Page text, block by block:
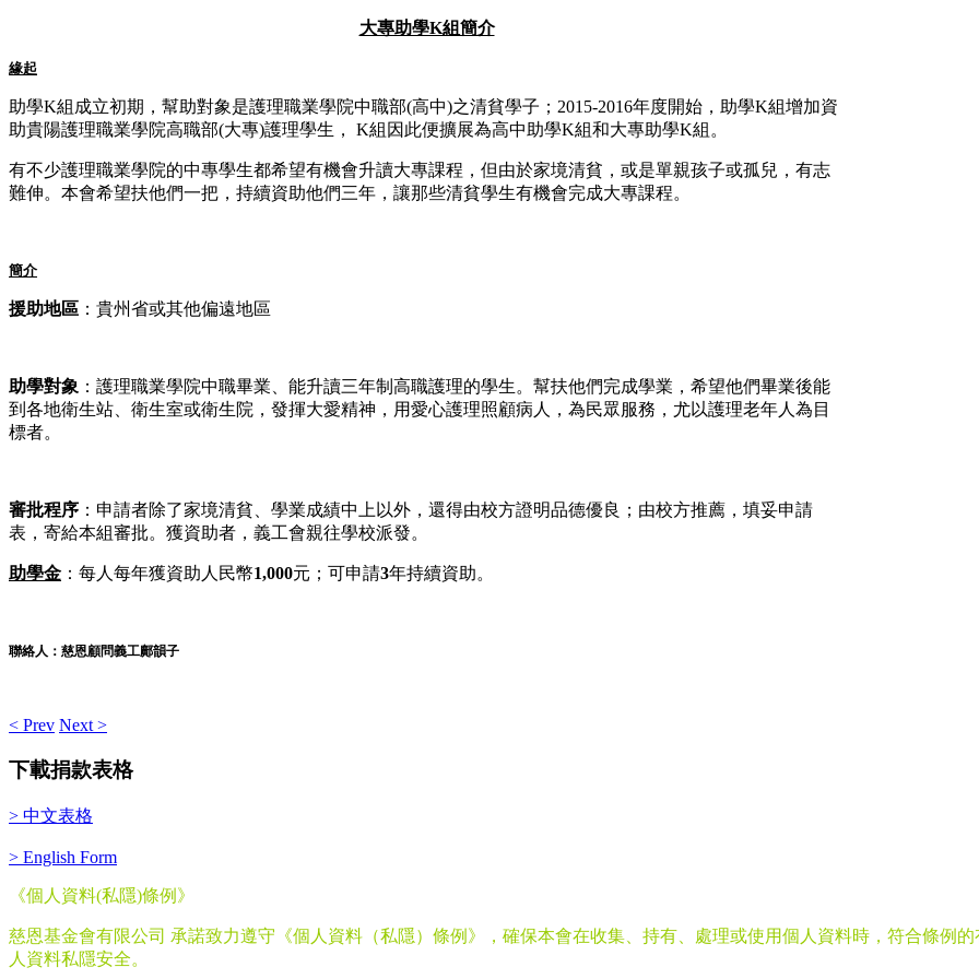
大專助學K組簡介
緣起
助學K組成立初期，幫助對象是護理職業學院中職部(高中)之清貧學子；2015-2016年度開始，助學K組增加資
助貴陽護理職業學院高職部(大專)護理學生， K組因此便擴展為高中助學K組和大專助學K組。
有不少護理職業學院的中專學生都希望有機會升讀大專課程，但由於家境清貧，或是單親孩子或孤兒，有志
難伸。本會希望扶他們一把，持續資助他們三年，讓那些清貧學生有機會完成大專課程。
簡介
援助地區 ：貴州省或其他偏遠地區
助學對象 ：護理職業學院中職畢業、能升讀三年制高職護理的學生。幫扶他們完成學業，希望他們畢業後能
到各地衛生站、衛生室或衛生院，發揮大愛精神，用愛心護理照顧病人，為民眾服務，尤以護理老年人為目
標者。
審批程序 ：申請者除了家境清貧、學業成績中上以外，還得由校方證明品德優良；由校方推薦，填妥申請
表，寄給本組審批。獲資助者，義工會親往學校派發。
助學金 ：每人每年獲資助人民幣1,000元；可申請3年持續資助。
聯絡人：慈恩顧問義工鄺韻子
< Prev Next >
下載捐款表格
> 中文表格
> English Form
《個人資料(私隱)條例》
慈恩基金會有限公司 承諾致力遵守《個人資料（私隱）條例》，確保本會在收集、持有、處理或使用個人資料時，符合條例
人資料私隱安全。